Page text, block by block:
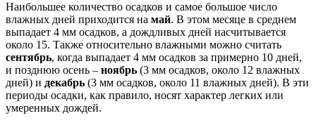
Наибольшее количество осадков и самое большое число
влажных дней приходится на май. В этом месяце в среднем
выпадает 4 мм осадков, а дождливых дней насчитывается
около 15. Также относительно влажными можно считать
сентябрь, когда выпадает 4 мм осадков за примерно 10 дней,
и позднюю осень – ноябрь (3 мм осадков, около 12 влажных
дней) и декабрь (3 мм осадков, около 11 влажных дней). В эти
периоды осадки, как правило, носят характер легких или
умеренных дождей.